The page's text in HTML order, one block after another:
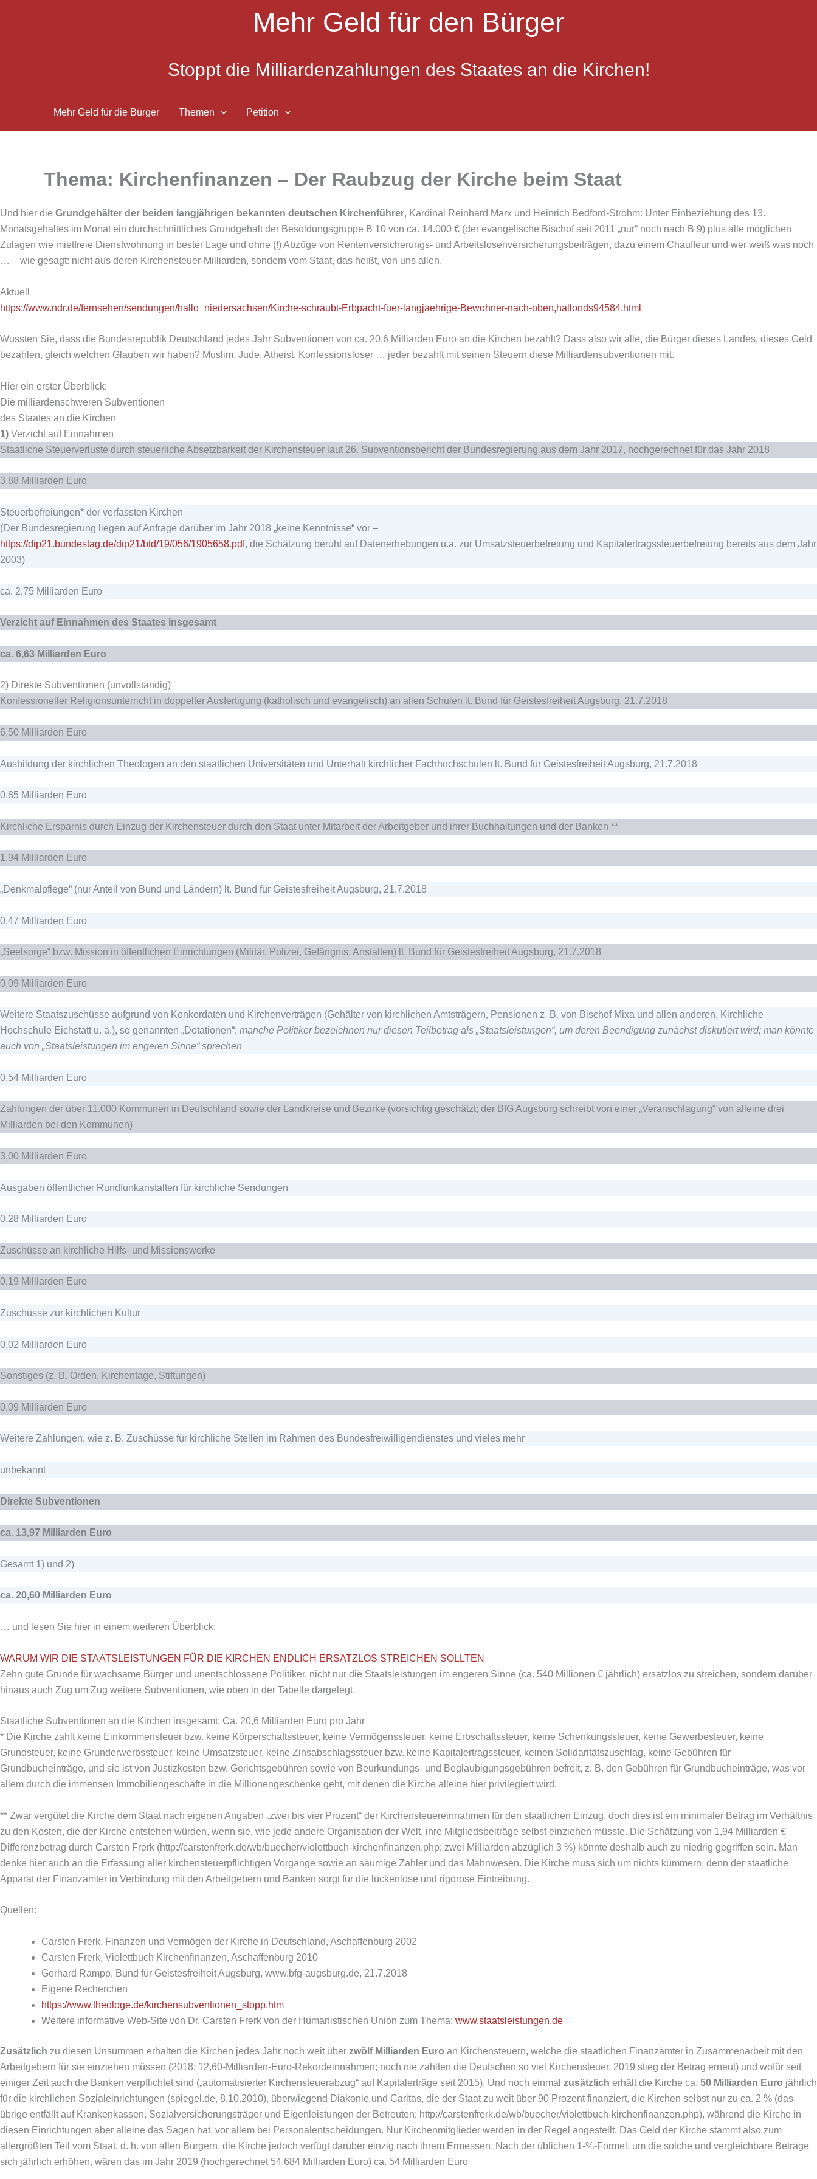
Mehr Geld für den Bürger
Stoppt die Milliardenzahlungen des Staates an die Kirchen!
Mehr Geld für die Bürger Themen Petition
Thema: Kirchenfinanzen – Der Raubzug der Kirche beim Staat
Und hier die Grundgehälter der beiden langjährigen bekannten deutschen Kirchenführer, Kardinal Reinhard Marx und Heinrich Bedford-Strohm: Unter Einbeziehung des 13.
Monatsgehaltes im Monat ein durchschnittliches Grundgehalt der Besoldungsgruppe B 10 von ca. 14.000 € (der evangelische Bischof seit 2011 „nur“ noch nach B 9) plus alle möglichen
Zulagen wie mietfreie Dienstwohnung in bester Lage und ohne (!) Abzüge von Rentenversicherungs- und Arbeitslosenversicherungsbeiträgen, dazu einem Chauffeur und wer weiß was noch
… – wie gesagt: nicht aus deren Kirchensteuer-Milliarden, sondern vom Staat, das heißt, von uns allen.
Aktuell
https://www.ndr.de/fernsehen/sendungen/hallo_niedersachsen/Kirche-schraubt-Erbpacht-fuer-langjaehrige-Bewohner-nach-oben,hallonds94584.html
Wussten Sie, dass die Bundesrepublik Deutschland jedes Jahr Subventionen von ca. 20,6 Milliarden Euro an die Kirchen bezahlt? Dass also wir alle, die Bürger dieses Landes, dieses Geld
bezahlen, gleich welchen Glauben wir haben? Muslim, Jude, Atheist, Konfessionsloser … jeder bezahlt mit seinen Steuern diese Milliardensubventionen mit.
Hier ein erster Überblick:
Die milliardenschweren Subventionen
des Staates an die Kirchen
1) Verzicht auf Einnahmen
Staatliche Steuerverluste durch steuerliche Absetzbarkeit der Kirchensteuer laut 26. Subventionsbericht der Bundesregierung aus dem Jahr 2017, hochgerechnet für das Jahr 2018
3,88 Milliarden Euro
Steuerbefreiungen* der verfassten Kirchen
(Der Bundesregierung liegen auf Anfrage darüber im Jahr 2018 „keine Kenntnisse“ vor –
https://dip21.bundestag.de/dip21/btd/19/056/1905658.pdf, die Schätzung beruht auf Datenerhebungen u.a. zur Umsatzsteuerbefreiung und Kapitalertragssteuerbefreiung bereits aus dem Jahr
2003)
ca. 2,75 Milliarden Euro
Verzicht auf Einnahmen des Staates insgesamt
ca. 6,63 Milliarden Euro
2) Direkte Subventionen (unvollständig)
Konfessioneller Religionsunterricht in doppelter Ausfertigung (katholisch und evangelisch) an allen Schulen lt. Bund für Geistesfreiheit Augsburg, 21.7.2018
6,50 Milliarden Euro
Ausbildung der kirchlichen Theologen an den staatlichen Universitäten und Unterhalt kirchlicher Fachhochschulen lt. Bund für Geistesfreiheit Augsburg, 21.7.2018
0,85 Milliarden Euro
Kirchliche Ersparnis durch Einzug der Kirchensteuer durch den Staat unter Mitarbeit der Arbeitgeber und ihrer Buchhaltungen und der Banken **
1,94 Milliarden Euro
„Denkmalpflege“ (nur Anteil von Bund und Ländern) lt. Bund für Geistesfreiheit Augsburg, 21.7.2018
0,47 Milliarden Euro
„Seelsorge“ bzw. Mission in öffentlichen Einrichtungen (Militär, Polizei, Gefängnis, Anstalten) lt. Bund für Geistesfreiheit Augsburg, 21.7.2018
0,09 Milliarden Euro
Weitere Staatszuschüsse aufgrund von Konkordaten und Kirchenverträgen (Gehälter von kirchlichen Amtsträgern, Pensionen z. B. von Bischof Mixa und allen anderen, Kirchliche
Hochschule Eichstätt u. ä.), so genannten „Dotationen“; manche Politiker bezeichnen nur diesen Teilbetrag als „Staatsleistungen“, um deren Beendigung zunächst diskutiert wird; man könnte
auch von „Staatsleistungen im engeren Sinne“ sprechen
0,54 Milliarden Euro
Zahlungen der über 11.000 Kommunen in Deutschland sowie der Landkreise und Bezirke (vorsichtig geschätzt; der BfG Augsburg schreibt von einer „Veranschlagung“ von alleine drei
Milliarden bei den Kommunen)
3,00 Milliarden Euro
Ausgaben öffentlicher Rundfunkanstalten für kirchliche Sendungen
0,28 Milliarden Euro
Zuschüsse an kirchliche Hilfs- und Missionswerke
0,19 Milliarden Euro
Zuschüsse zur kirchlichen Kultur
0,02 Milliarden Euro
Sonstiges (z. B. Orden, Kirchentage, Stiftungen)
0,09 Milliarden Euro
Weitere Zahlungen, wie z. B. Zuschüsse für kirchliche Stellen im Rahmen des Bundesfreiwilligendienstes und vieles mehr
unbekannt
Direkte Subventionen
ca. 13,97 Milliarden Euro
Gesamt 1) und 2)
ca. 20,60 Milliarden Euro
… und lesen Sie hier in einem weiteren Überblick:
WARUM WIR DIE STAATSLEISTUNGEN FÜR DIE KIRCHEN ENDLICH ERSATZLOS STREICHEN SOLLTEN
Zehn gute Gründe für wachsame Bürger und unentschlossene Politiker, nicht nur die Staatsleistungen im engeren Sinne (ca. 540 Millionen € jährlich) ersatzlos zu streichen, sondern darüber
hinaus auch Zug um Zug weitere Subventionen, wie oben in der Tabelle dargelegt.
Staatliche Subventionen an die Kirchen insgesamt: Ca. 20,6 Milliarden Euro pro Jahr
* Die Kirche zahlt keine Einkommensteuer bzw. keine Körperschaftssteuer, keine Vermögenssteuer, keine Erbschaftssteuer, keine Schenkungssteuer, keine Gewerbesteuer, keine
Grundsteuer, keine Grunderwerbssteuer, keine Umsatzsteuer, keine Zinsabschlagssteuer bzw. keine Kapitalertragssteuer, keinen Solidaritätszuschlag, keine Gebühren für
Grundbucheinträge, und sie ist von Justizkosten bzw. Gerichtsgebühren sowie von Beurkundungs- und Beglaubigungsgebühren befreit, z. B. den Gebühren für Grundbucheinträge, was vor
allem durch die immensen Immobiliengeschäfte in die Millionengeschenke geht, mit denen die Kirche alleine hier privilegiert wird.
** Zwar vergütet die Kirche dem Staat nach eigenen Angaben „zwei bis vier Prozent“ der Kirchensteuereinnahmen für den staatlichen Einzug, doch dies ist ein minimaler Betrag im Verhältnis
zu den Kosten, die der Kirche entstehen würden, wenn sie, wie jede andere Organisation der Welt, ihre Mitgliedsbeiträge selbst einziehen müsste. Die Schätzung von 1,94 Milliarden €
Differenzbetrag durch Carsten Frerk (http://carstenfrerk.de/wb/buecher/violettbuch-kirchenfinanzen.php; zwei Milliarden abzüglich 3 %) könnte deshalb auch zu niedrig gegriffen sein. Man
denke hier auch an die Erfassung aller kirchensteuerpflichtigen Vorgänge sowie an säumige Zahler und das Mahnwesen. Die Kirche muss sich um nichts kümmern, denn der staatliche
Apparat der Finanzämter in Verbindung mit den Arbeitgebern und Banken sorgt für die lückenlose und rigorose Eintreibung.
Quellen:
Carsten Frerk, Finanzen und Vermögen der Kirche in Deutschland, Aschaffenburg 2002
Carsten Frerk, Violettbuch Kirchenfinanzen, Aschaffenburg 2010
Gerhard Rampp, Bund für Geistesfreiheit Augsburg, www.bfg-augsburg.de, 21.7.2018
Eigene Recherchen
https://www.theologe.de/kirchensubventionen_stopp.htm
Weitere informative Web-Site von Dr. Carsten Frerk von der Humanistischen Union zum Thema: www.staatsleistungen.de
Zusätzlich zu diesen Unsummen erhalten die Kirchen jedes Jahr noch weit über zwölf Milliarden Euro an Kirchensteuern, welche die staatlichen Finanzämter in Zusammenarbeit mit den
Arbeitgebern für sie einziehen müssen (2018: 12,60-Milliarden-Euro-Rekordeinnahmen; noch nie zahlten die Deutschen so viel Kirchensteuer, 2019 stieg der Betrag erneut) und wofür seit
einiger Zeit auch die Banken verpflichtet sind („automatisierter Kirchensteuerabzug“ auf Kapitalerträge seit 2015). Und noch einmal zusätzlich erhält die Kirche ca. 50 Milliarden Euro jährlich
für die kirchlichen Sozialeinrichtungen (spiegel.de, 8.10.2010), überwiegend Diakonie und Caritas, die der Staat zu weit über 90 Prozent finanziert, die Kirchen selbst nur zu ca. 2 % (das
übrige entfällt auf Krankenkassen, Sozialversicherungsträger und Eigenleistungen der Betreuten; http://carstenfrerk.de/wb/buecher/violettbuch-kirchenfinanzen.php), während die Kirche in
diesen Einrichtungen aber alleine das Sagen hat, vor allem bei Personalentscheidungen. Nur Kirchenmitglieder werden in der Regel angestellt. Das Geld der Kirche stammt also zum
allergrößten Teil vom Staat, d. h. von allen Bürgern, die Kirche jedoch verfügt darüber einzig nach ihrem Ermessen. Nach der üblichen 1-%-Formel, um die solche und vergleichbare Beträge
sich jährlich erhöhen, wären das im Jahr 2019 (hochgerechnet 54,684 Milliarden Euro) ca. 54 Milliarden Euro